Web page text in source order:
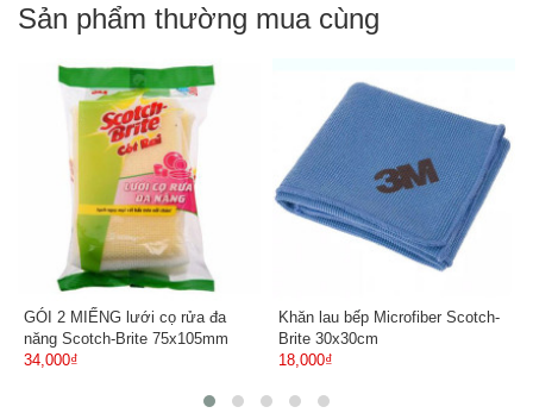
Sản phẩm thường mua cùng
GÓI 2 MIẾNG lưới cọ rửa đa
năng Scotch-Brite 75x105mm
34,000₫
Khăn lau bếp Microfiber Scotch-
Brite 30x30cm
18,000₫